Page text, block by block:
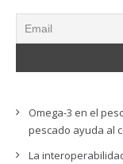
Omega-3 en el
pescado ayuda al
La